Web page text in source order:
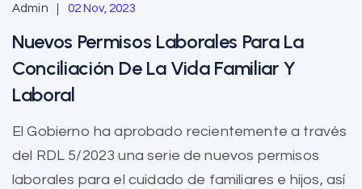
Admin 02 Nov, 2023
Nuevos Permisos Laborales Para La
Conciliación De La Vida Familiar Y
Laboral
El Gobierno ha aprobado recientemente a través
del RDL 5/2023 una serie de nuevos permisos
laborales para el cuidado de familiares e hijos, así